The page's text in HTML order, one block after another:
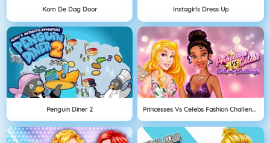
Kom De Dag Door Instagirls Dress Up
Penguin Diner 2 Princesses Vs Celebs Fashion Challenge